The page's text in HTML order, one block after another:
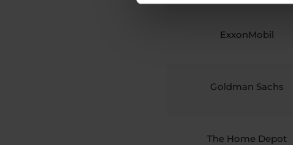
ExxonMobil
Goldman Sachs
The Home Depot